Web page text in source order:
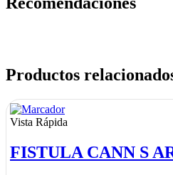
Productos
Vista Rápida
FISTULA CANN S